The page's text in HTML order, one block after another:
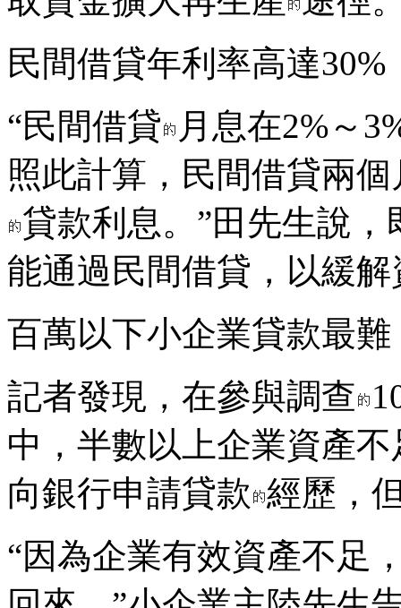
民間借貸年利率高達30%
“民間借貸
月息在2%～
照此計算，民間借貸兩個
貸款利息。”田先生說
能通過民間借貸，以緩
百萬以下小企業貸款最難
記者發現，在參與調查
中，半數以上企業資產
向銀行申請貸款 經歷，
“因為企業有效資產不足